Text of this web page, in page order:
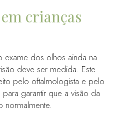
crianças
exame dos olhos ainda na
deve ser medida. Este
pelo oftalmologista e pelo
garantir que a visão da
normalmente.